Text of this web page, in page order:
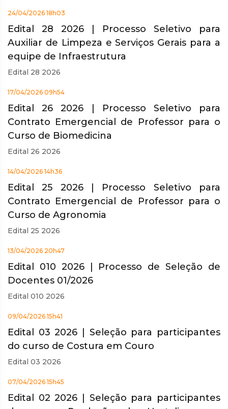
24/04/2026 18h03
Edital 28 2026 | Processo Seletivo para
Auxiliar de Limpeza e Serviços Gerais para a
equipe de Infraestrutura
Edital 28 2026
17/04/2026 09h54
Edital 26 2026 | Processo Seletivo para
Contrato Emergencial de Professor para o
Curso de Biomedicina
Edital 26 2026
14/04/2026 14h36
Edital 25 2026 | Processo Seletivo para
Contrato Emergencial de Professor para o
Curso de Agronomia
Edital 25 2026
13/04/2026 20h47
Edital 010 2026 | Processo de Seleção de
Docentes 01/2026
Edital 010 2026
09/04/2026 15h41
Edital 03 2026 | Seleção para participantes
do curso de Costura em Couro
Edital 03 2026
07/04/2026 15h45
Edital 02 2026 | Seleção para participantes